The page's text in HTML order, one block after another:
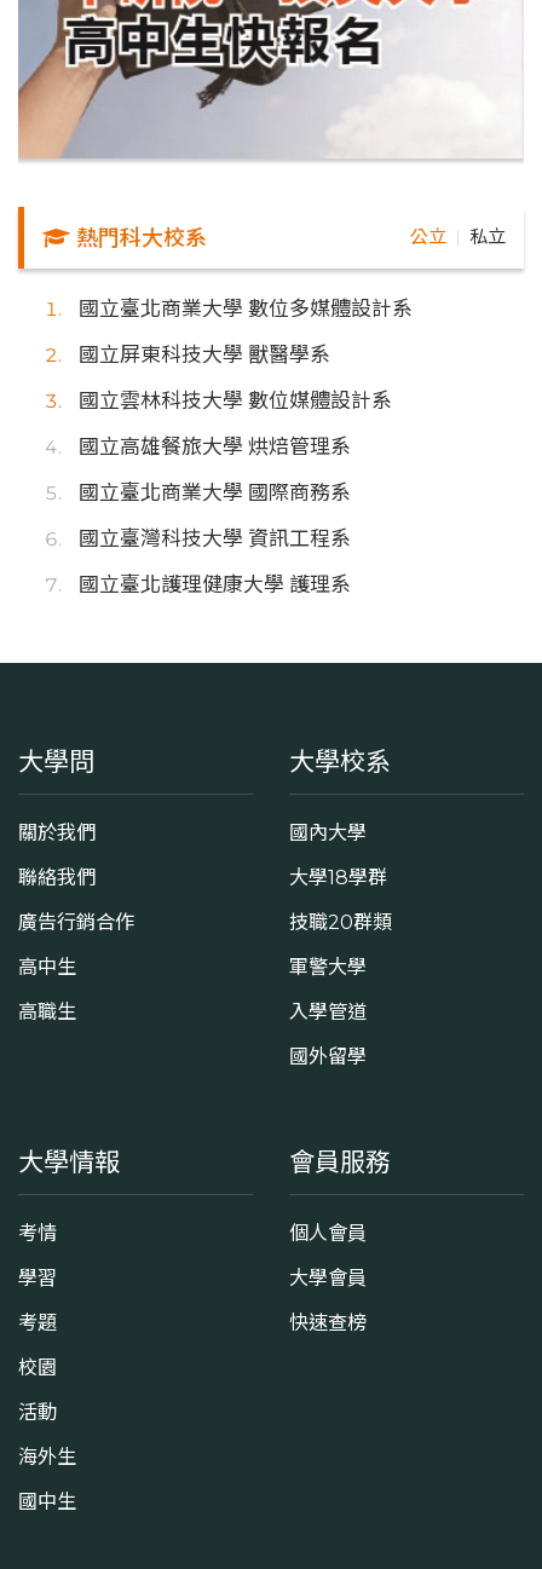
熱門科大校系 公立 私立
國立臺北商業大學 數位多媒體設計系
國立屏東科技大學 獸醫學系
國立雲林科技大學 數位媒體設計系
國立高雄餐旅大學 烘焙管理系
國立臺北商業大學 國際商務系
國立臺灣科技大學 資訊工程系
國立臺北護理健康大學 護理系
大學問
關於我們
聯絡我們
廣告行銷合作
高中生
高職生
大學校系
國內大學
大學18學群
技職20群類
軍警大學
入學管道
國外留學
大學情報
考情
學習
考題
校園
活動
海外生
國中生
會員服務
個人會員
大學會員
快速查榜